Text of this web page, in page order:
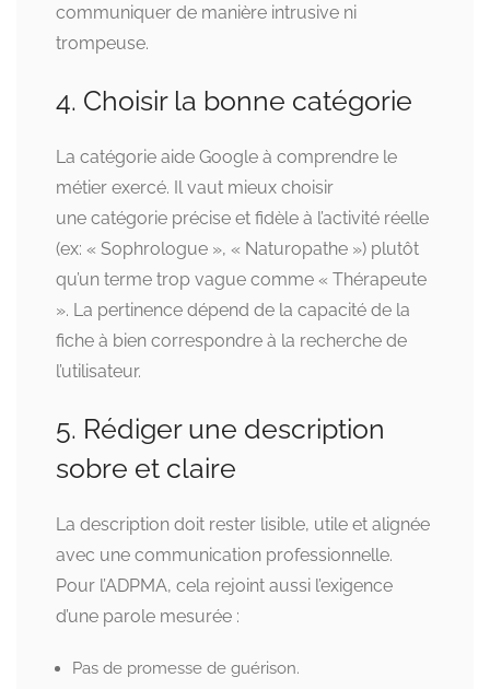
communiquer de manière intrusive ni
trompeuse.
4. Choisir la bonne catégorie
La catégorie aide Google à comprendre le
métier exercé. Il vaut mieux choisir
une catégorie précise et fidèle à l’activité réelle
(ex: « Sophrologue », « Naturopathe ») plutôt
qu’un terme trop vague comme « Thérapeute
». La pertinence dépend de la capacité de la
fiche à bien correspondre à la recherche de
l’utilisateur.
5. Rédiger une description
sobre et claire
La description doit rester lisible, utile et alignée
avec une communication professionnelle.
Pour l’ADPMA, cela rejoint aussi l’exigence
d’une parole mesurée :
Pas de promesse de guérison.